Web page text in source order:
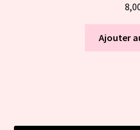
Ajouter